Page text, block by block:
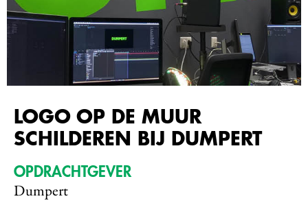
LOGO OP DE MUUR
SCHILDEREN BIJ DUMPERT
OPDRACHTGEVER
Dumpert